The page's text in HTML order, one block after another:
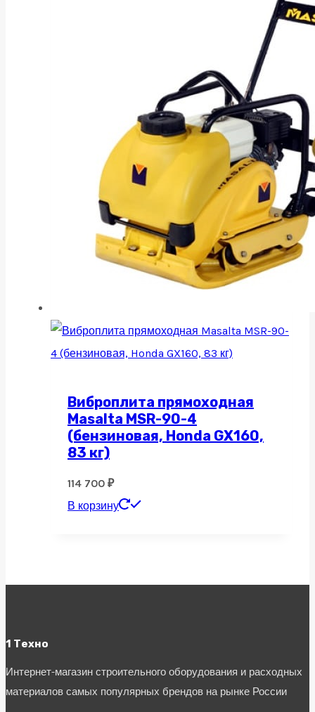
Виброплита прямоходная
Masalta MSR-90-4
(бензиновая, Honda GX160,
83 кг)
114 700 ₽
В корзину
1 Техно
Интернет-магазин строительного оборудования и расходных
материалов самых популярных брендов на рынке России